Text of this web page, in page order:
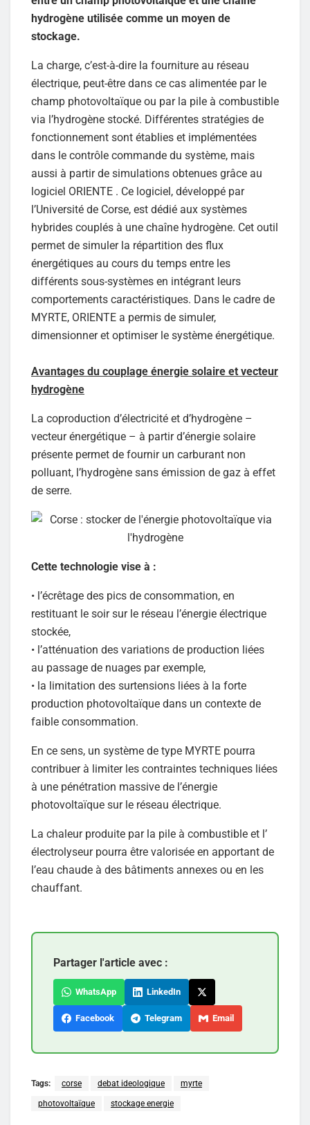
hydrogène utilisée comme un moyen de
stockage.
La charge, c’est-à-dire la fourniture au réseau
électrique, peut-être dans ce cas alimentée par le
champ photovoltaïque ou par la pile à combustible
via l’hydrogène stocké. Différentes stratégies de
fonctionnement sont établies et implémentées
dans le contrôle commande du système, mais
aussi à partir de simulations obtenues grâce au
logiciel ORIENTE . Ce logiciel, développé par
l’Université de Corse, est dédié aux systèmes
hybrides couplés à une chaîne hydrogène. Cet outil
permet de simuler la répartition des flux
énergétiques au cours du temps entre les
différents sous-systèmes en intégrant leurs
comportements caractéristiques. Dans le cadre de
MYRTE, ORIENTE a permis de simuler,
dimensionner et optimiser le système énergétique.
Avantages du couplage énergie solaire et vecteur
hydrogène
La coproduction d’électricité et d’hydrogène –
vecteur énergétique – à partir d’énergie solaire
présente permet de fournir un carburant non
polluant, l’hydrogène sans émission de gaz à effet
de serre.
Cette technologie vise à :
• l’écrêtage des pics de consommation, en
restituant le soir sur le réseau l’énergie électrique
stockée,
• l’atténuation des variations de production liées
au passage de nuages par exemple,
• la limitation des surtensions liées à la forte
production photovoltaïque dans un contexte de
faible consommation.
En ce sens, un système de type MYRTE pourra
contribuer à limiter les contraintes techniques liées
à une pénétration massive de l’énergie
photovoltaïque sur le réseau électrique.
La chaleur produite par la pile à combustible et l’
électrolyseur pourra être valorisée en apportant de
l’eau chaude à des bâtiments annexes ou en les
chauffant.
Partager l'article avec :
WhatsApp LinkedIn
Facebook Telegram Email
Tags: corse debat ideologique myrte
photovoltaïque stockage energie